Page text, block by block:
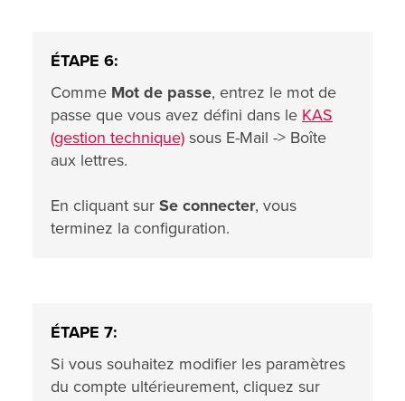
ÉTAPE 6:
Comme Mot de passe, entrez le mot de
passe que vous avez défini dans le KAS
(gestion technique) sous E-Mail -> Boîte
aux lettres.
En cliquant sur Se connecter, vous
terminez la configuration.
ÉTAPE 7:
Si vous souhaitez modifier les paramètres
du compte ultérieurement, cliquez sur